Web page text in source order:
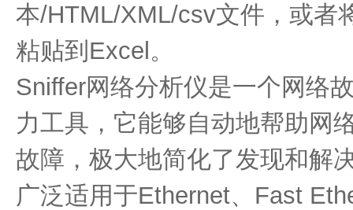
本/HTML/XML/csv文件，或者
粘贴到Excel。
Sniffer网络分析仪是一个网络
力工具，它能够自动地帮助网
故障，极大地简化了发现和解
广泛适用于Ethernet、Fast